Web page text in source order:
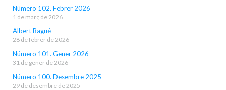
Número 102. Febrer 2026
1 de març de 2026
Albert Bagué
28 de febrer de 2026
Número 101. Gener 2026
31 de gener de 2026
Número 100. Desembre 2025
29 de desembre de 2025